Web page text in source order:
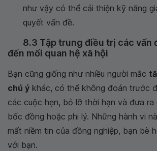
như vậy có thể cải thiện kỹ năng
quyết vấn đề.
8.3 Tập trung điều trị các vấn
đến mối quan hệ xã hội
Bạn cũng giống như nhiều người mắc
chú ý khác, có thể không đoán trước
các cuộc hẹn, bỏ lỡ thời hạn và đưa
bốc đồng hoặc phi lý. Những hành vi
mất niềm tin của đồng nghiệp, bạn bè
với bạn.